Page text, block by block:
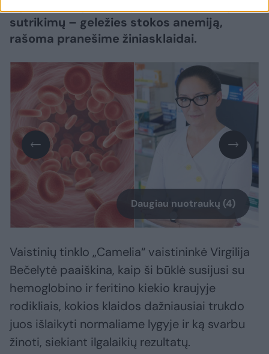
sutrikimų – geležies stokos anemiją,
rašoma pranešime žiniasklaidai.
Daugiau nuotraukų (4)
Vaistinių tinklo „Camelia“ vaistininkė Virgilija
Bečelytė paaiškina, kaip ši būklė susijusi su
hemoglobino ir feritino kiekio kraujyje
rodikliais, kokios klaidos dažniausiai trukdo
juos išlaikyti normaliame lygyje ir ką svarbu
žinoti, siekiant ilgalaikių rezultatų.